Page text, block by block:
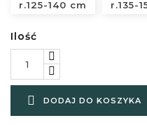
r.125-140 cm r.135-
Ilość
 DODAJ DO KOSZYKA